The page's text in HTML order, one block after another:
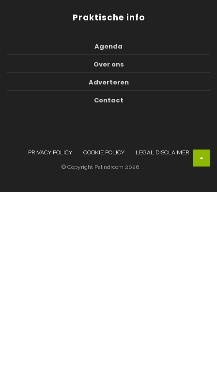
Praktische info
Agenda
Over ons
Adverteren
Contact
PRIVACY POLICY COOKIE POLICY LEGAL DISCLAIMER
© Copyright Palindroom 2026